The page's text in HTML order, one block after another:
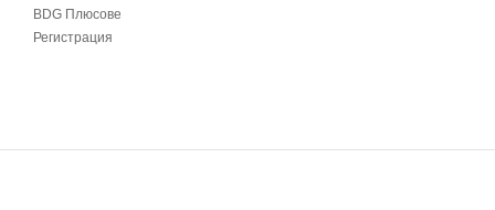
BDG Плюсове
Регистрация